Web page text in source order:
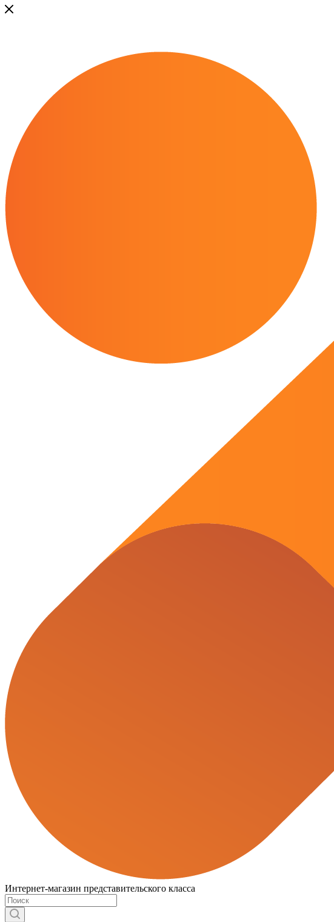
Интернет-магазин представительского класса